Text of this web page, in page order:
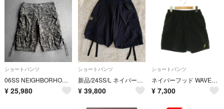
ショートパンツ
06SS NEIGHBORHOOD Skull Camo Cargo ショーツ
¥ 25,980
ショートパンツ
新品/24SS/L ネイバーフッド ワイドカーゴ ショートパンツ ブラック
¥ 39,800
ショートパンツ
ネイバーフッド WAVES/CN-ST ショートパンツ ハーフ メッシュ裏地 S
¥ 7,300